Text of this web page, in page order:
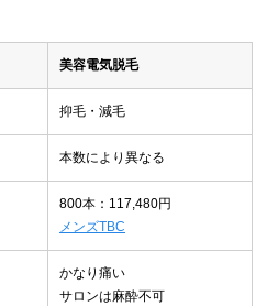
美容電気脱毛
抑毛・減毛
本数により異なる
800本：117,480円
メンズTBC
かなり痛い
サロンは麻酔不可